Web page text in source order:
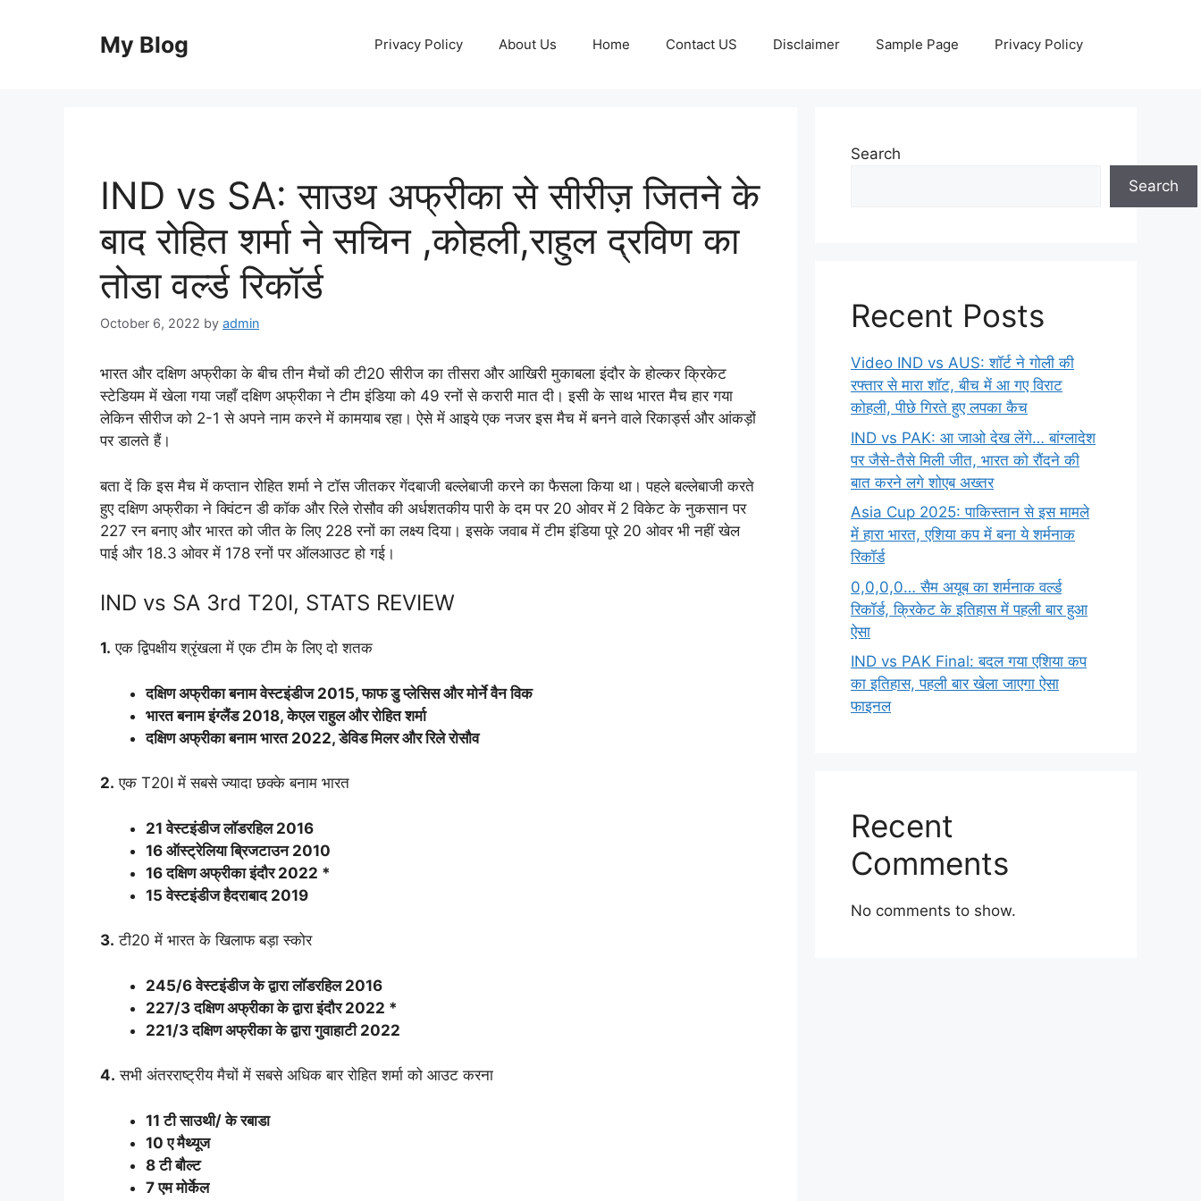
My Blog Privacy Policy About Us Home Contact US Disclaimer Sample Page Privacy Policy
IND vs SA: साउथ अफ्रीका से सीरीज़ जितने के
बाद रोहित शर्मा ने सचिन ,कोहली,राहुल द्रविण का
तोडा वर्ल्ड रिकॉर्ड
October 6, 2022 by admin
भारत और दक्षिण अफ्रीका के बीच तीन मैचों की टी20 सीरीज का तीसरा और आखिरी मुकाबला इंदौर के होल्कर क्रिकेट
स्टेडियम में खेला गया जहाँ दक्षिण अफ्रीका ने टीम इंडिया को 49 रनों से करारी मात दी। इसी के साथ भारत मैच हार गया
लेकिन सीरीज को 2-1 से अपने नाम करने में कामयाब रहा। ऐसे में आइये एक नजर इस मैच में बनने वाले रिकार्ड्स और आंकड़ों
पर डालते हैं।
बता दें कि इस मैच में कप्तान रोहित शर्मा ने टॉस जीतकर गेंदबाजी बल्लेबाजी करने का फैसला किया था। पहले बल्लेबाजी करते
हुए दक्षिण अफ्रीका ने क्विंटन डी कॉक और रिले रोसौव की अर्धशतकीय पारी के दम पर 20 ओवर में 2 विकेट के नुकसान पर
227 रन बनाए और भारत को जीत के लिए 228 रनों का लक्ष्य दिया। इसके जवाब में टीम इंडिया पूरे 20 ओवर भी नहीं खेल
पाई और 18.3 ओवर में 178 रनों पर ऑलआउट हो गई।
IND vs SA 3rd T20I, STATS REVIEW
1. एक द्विपक्षीय श्रृंखला में एक टीम के लिए दो शतक
दक्षिण अफ्रीका बनाम वेस्टइंडीज ​​2015, फाफ डु प्लेसिस और मोर्ने वैन विक
भारत बनाम इंग्लैंड 2018, केएल राहुल और रोहित शर्मा
दक्षिण अफ्रीका बनाम भारत 2022, डेविड मिलर और रिले रोसौव
2. एक T20I में सबसे ज्यादा छक्के बनाम भारत
21 वेस्टइंडीज लॉडरहिल 2016
16 ऑस्ट्रेलिया ब्रिजटाउन 2010
16 दक्षिण अफ्रीका इंदौर 2022 *
15 वेस्टइंडीज हैदराबाद 2019
3. टी20 में भारत के खिलाफ बड़ा स्कोर
245/6 वेस्टइंडीज के द्वारा लॉडरहिल 2016
227/3 दक्षिण अफ्रीका के द्वारा इंदौर 2022 *
221/3 दक्षिण अफ्रीका के द्वारा गुवाहाटी 2022
4. सभी अंतरराष्ट्रीय मैचों में सबसे अधिक बार रोहित शर्मा को आउट करना
11 टी साउथी/ के रबाडा
10 ए मैथ्यूज
8 टी बौल्ट
7 एम मोर्केल
Search
Search
Recent Posts
Video IND vs AUS: शॉर्ट ने गोली की
रफ्तार से मारा शॉट, बीच में आ गए विराट
कोहली, पीछे गिरते हुए लपका कैच
IND vs PAK: आ जाओ देख लेंगे… बांग्लादेश
पर जैसे-तैसे मिली जीत, भारत को रौंदने की
बात करने लगे शोएब अख्तर
Asia Cup 2025: पाकिस्तान से इस मामले
में हारा भारत, एशिया कप में बना ये शर्मनाक
रिकॉर्ड
0,0,0,0… सैम अयूब का शर्मनाक वर्ल्ड
रिकॉर्ड, क्रिकेट के इतिहास में पहली बार हुआ
ऐसा
IND vs PAK Final: बदल गया एशिया कप
का इतिहास, पहली बार खेला जाएगा ऐसा
फाइनल
Recent
Comments
No comments to show.